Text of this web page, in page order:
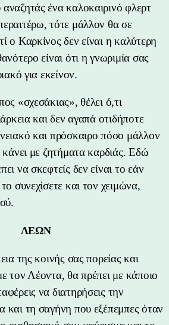
ένα καλοκαιρινό φλερτ
τότε μάλλον θα σε
ο Καρκίνος δεν είναι η καλύτερη
είναι ότι η γνωριμία σας
για εκείνον.
«σχεσάκιας», θέλει ό,τι
και δεν αγαπά οτιδήποτε
και πρόσκαιρο πόσο μάλλον
κάνει με ζητήματα καρδιάς. Εδώ
να σκεφτείς δεν είναι το εάν
συνεχίσετε και τον χειμώνα,
ΛΕΩΝ
της κοινής σας πορείας και
τον Λέοντα, θα πρέπει με κάποιο
να διατηρήσεις την
και τη σαγήνη που εξέπεμπες όταν